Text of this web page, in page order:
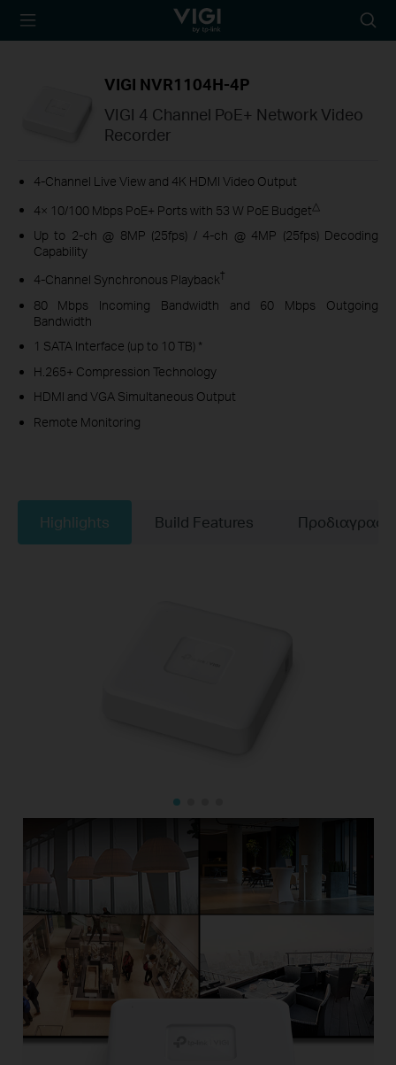
TP-Link, Reliably
icon
VIGI NVR1104H-4P
VIGI 4 Channel PoE+ Network Video
Recorder
4-Channel Live View and 4K HDMI Video Output
4× 10/100 Mbps PoE+ Ports with 53 W PoE Budget △
Up to 2-ch @ 8MP (25fps) / 4-ch @ 4MP (25fps) Decoding
Capability
4-Channel Synchronous Playback†
80 Mbps Incoming Bandwidth and 60 Mbps Outgoing
Bandwidth
1 SATA Interface (up to 10 TB) *
H.265+ Compression Technology
HDMI and VGA Simultaneous Output
Remote Monitoring
Highlights Build Features